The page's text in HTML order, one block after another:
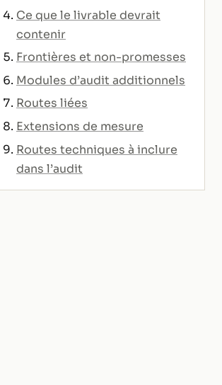
Ce que le livrable devrait
contenir
Frontières et non-promesses
Modules d’audit additionnels
Routes liées
Extensions de mesure
Routes techniques à inclure
dans l’audit